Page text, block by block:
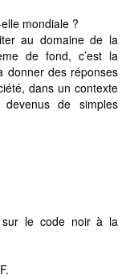
mondiale ?
au domaine de la
de fond, c’est la
donner des réponses
dans un contexte
de simples
sur le code noir à la